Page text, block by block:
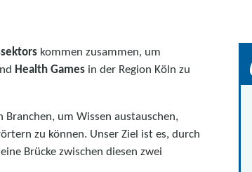
kommen zusammen, um
Health Gamesin der Region Köln zu
um Wissen austauschen,
zu können. Unser Ziel ist es, durch
eine Brücke zwischen diesen zwei